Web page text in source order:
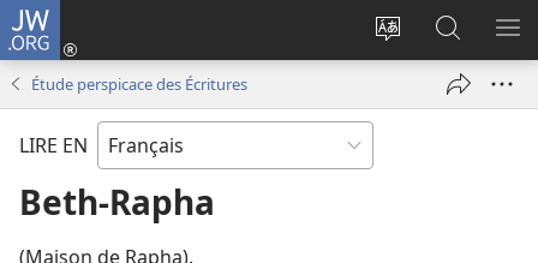
JW.ORG
Changer
langue
Se
connecter
nouvelle
sur
JW.ORG
Étude perspicace des Écritures
LIRE EN
Beth-Rapha
(Maison de Rapha).